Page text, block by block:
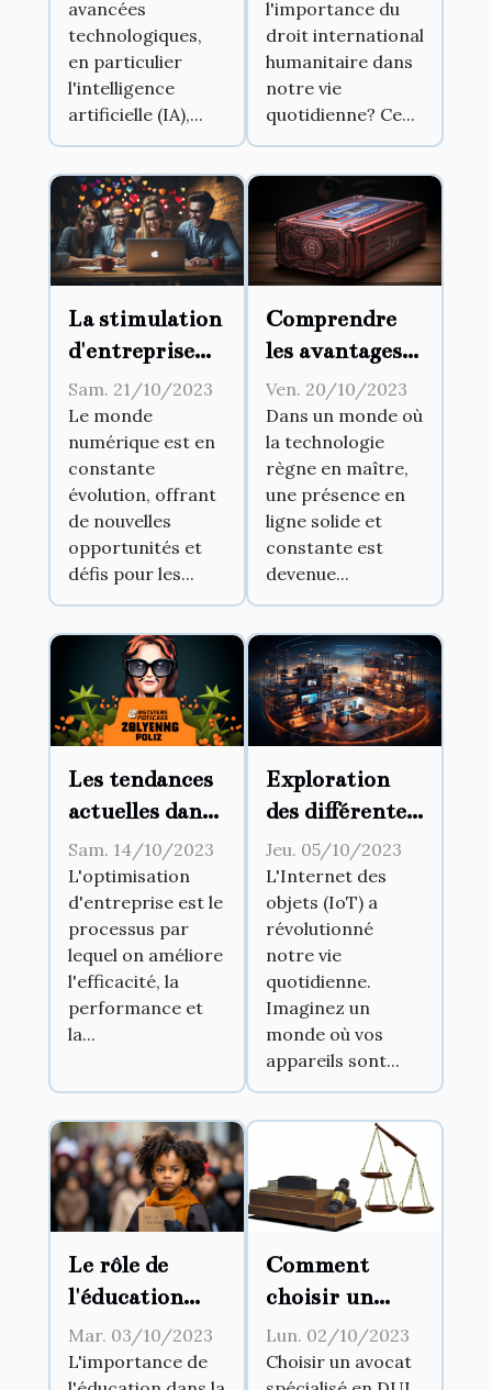
avancées
technologiques,
en particulier
l'intelligence
artificielle (IA),...
l'importance du
droit international
humanitaire dans
notre vie
quotidienne? Ce...
La stimulation
d'entreprise
par le biais des
réseaux
sociaux
Sam. 21/10/2023
Le monde
numérique est en
constante
évolution, offrant
de nouvelles
opportunités et
défis pour les...
Comprendre
les avantages
d'un
hébergement
web haute
performance
Ven. 20/10/2023
Dans un monde où
la technologie
règne en maître,
une présence en
ligne solide et
constante est
devenue...
Les tendances
actuelles dans
l'optimisation
d'entreprise
Sam. 14/10/2023
L'optimisation
d'entreprise est le
processus par
lequel on améliore
l'efficacité, la
performance et
la...
Exploration
des différentes
utilisations de
l'IoT dans la
vie
quotidienne
Jeu. 05/10/2023
L'Internet des
objets (IoT) a
révolutionné
notre vie
quotidienne.
Imaginez un
monde où vos
appareils sont...
Le rôle de
l'éducation
dans la lutte
contre le
Mar. 03/10/2023
L'importance de
Comment
choisir un
avocat
spécialisé en
Lun. 02/10/2023
Choisir un avocat